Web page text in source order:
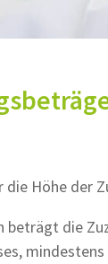
die Höhe der
beträgt die
mindestens